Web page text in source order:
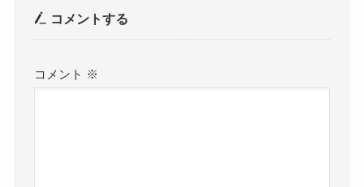
コメントする
コメント ※